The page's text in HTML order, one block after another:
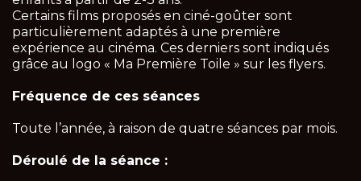
Certains films proposés en ciné-goûter sont
particulièrement adaptés à une première
expérience au cinéma. Ces derniers sont indiqués
grâce au logo « Ma Première Toile » sur les flyers.
Fréquence de ces séances
Toute l’année, à raison de quatre séances par mois.
Déroulé de la séance :